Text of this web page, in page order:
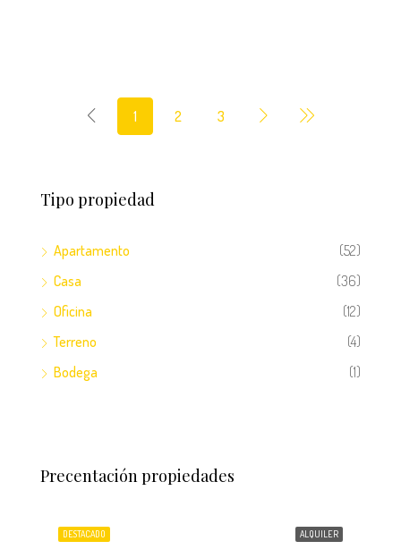
1 2 3
Tipo propiedad
Apartamento
(52)
Casa
(36)
Oficina
(12)
Terreno
(4)
Bodega
(1)
Precentación propiedades
ALQUILER
DESTACADO
$1,800